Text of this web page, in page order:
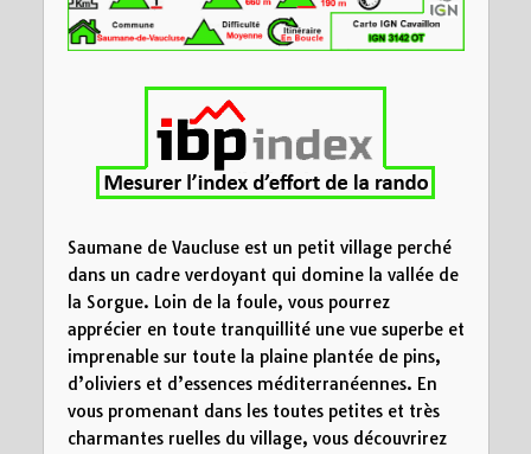
Insérez votre description formatée ici
600
10 15
Distance (km)
Nom:Saumane
Vallon de la Tapy
Distance:
Altitude minimum:
Saumane de Vaucluse est un petit village perché
dans un cadre verdoyant qui domine la vallée de
la Sorgue. Loin de la foule, vous pourrez
apprécier en toute tranquillité une vue superbe et
imprenable sur toute la plaine plantée de pins,
d’oliviers et d’essences méditerranéennes. En
vous promenant dans les toutes petites et très
charmantes ruelles du village, vous découvrirez